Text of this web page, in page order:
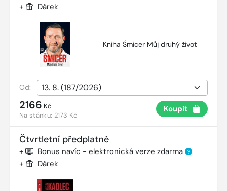
+ Dárek
Kniha Šmicer Můj druhý život
Od:
2166 Kč
Na stánku:2173 Kč
Koupit
Čtvrtletní předplatné
+ Bonus navíc - elektronická verze zdarma ?
+ Dárek